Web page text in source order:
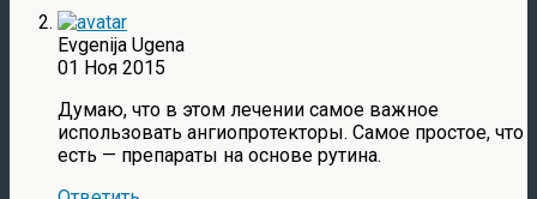
Evgenijа Ugenа
01 Ноя 2015
Думаю, что в этом лечении самое важное
использовать ангиопротекторы. Самое простое, что
есть — препараты на основе рутина.